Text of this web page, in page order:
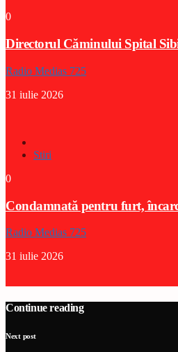
0
Directorul Căminului Spital
Radio Medias 725
31 iulie 2026
Stiri
0
Condamnată pentru furt,
Radio Medias 725
31 iulie 2026
Continue reading
Next post